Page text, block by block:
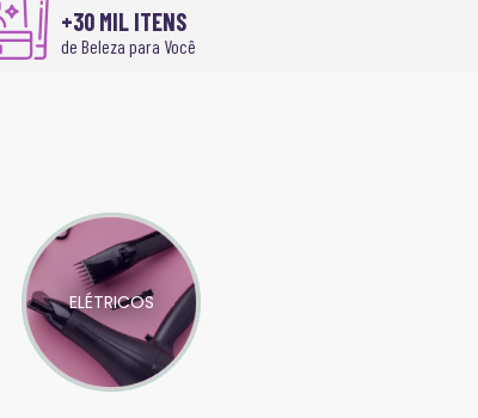
+30 MIL ITENS
de Beleza para Você
ELÉTRICOS